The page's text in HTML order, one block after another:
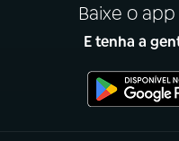
Baixe o
E tenha a